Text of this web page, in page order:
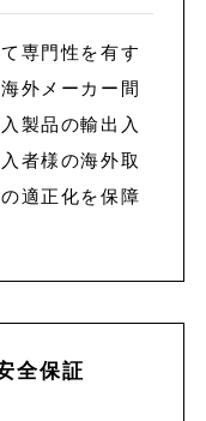
専門性を有す
外メーカー間
製品の輸出入
者様の海外取
適正化を保障
全保証